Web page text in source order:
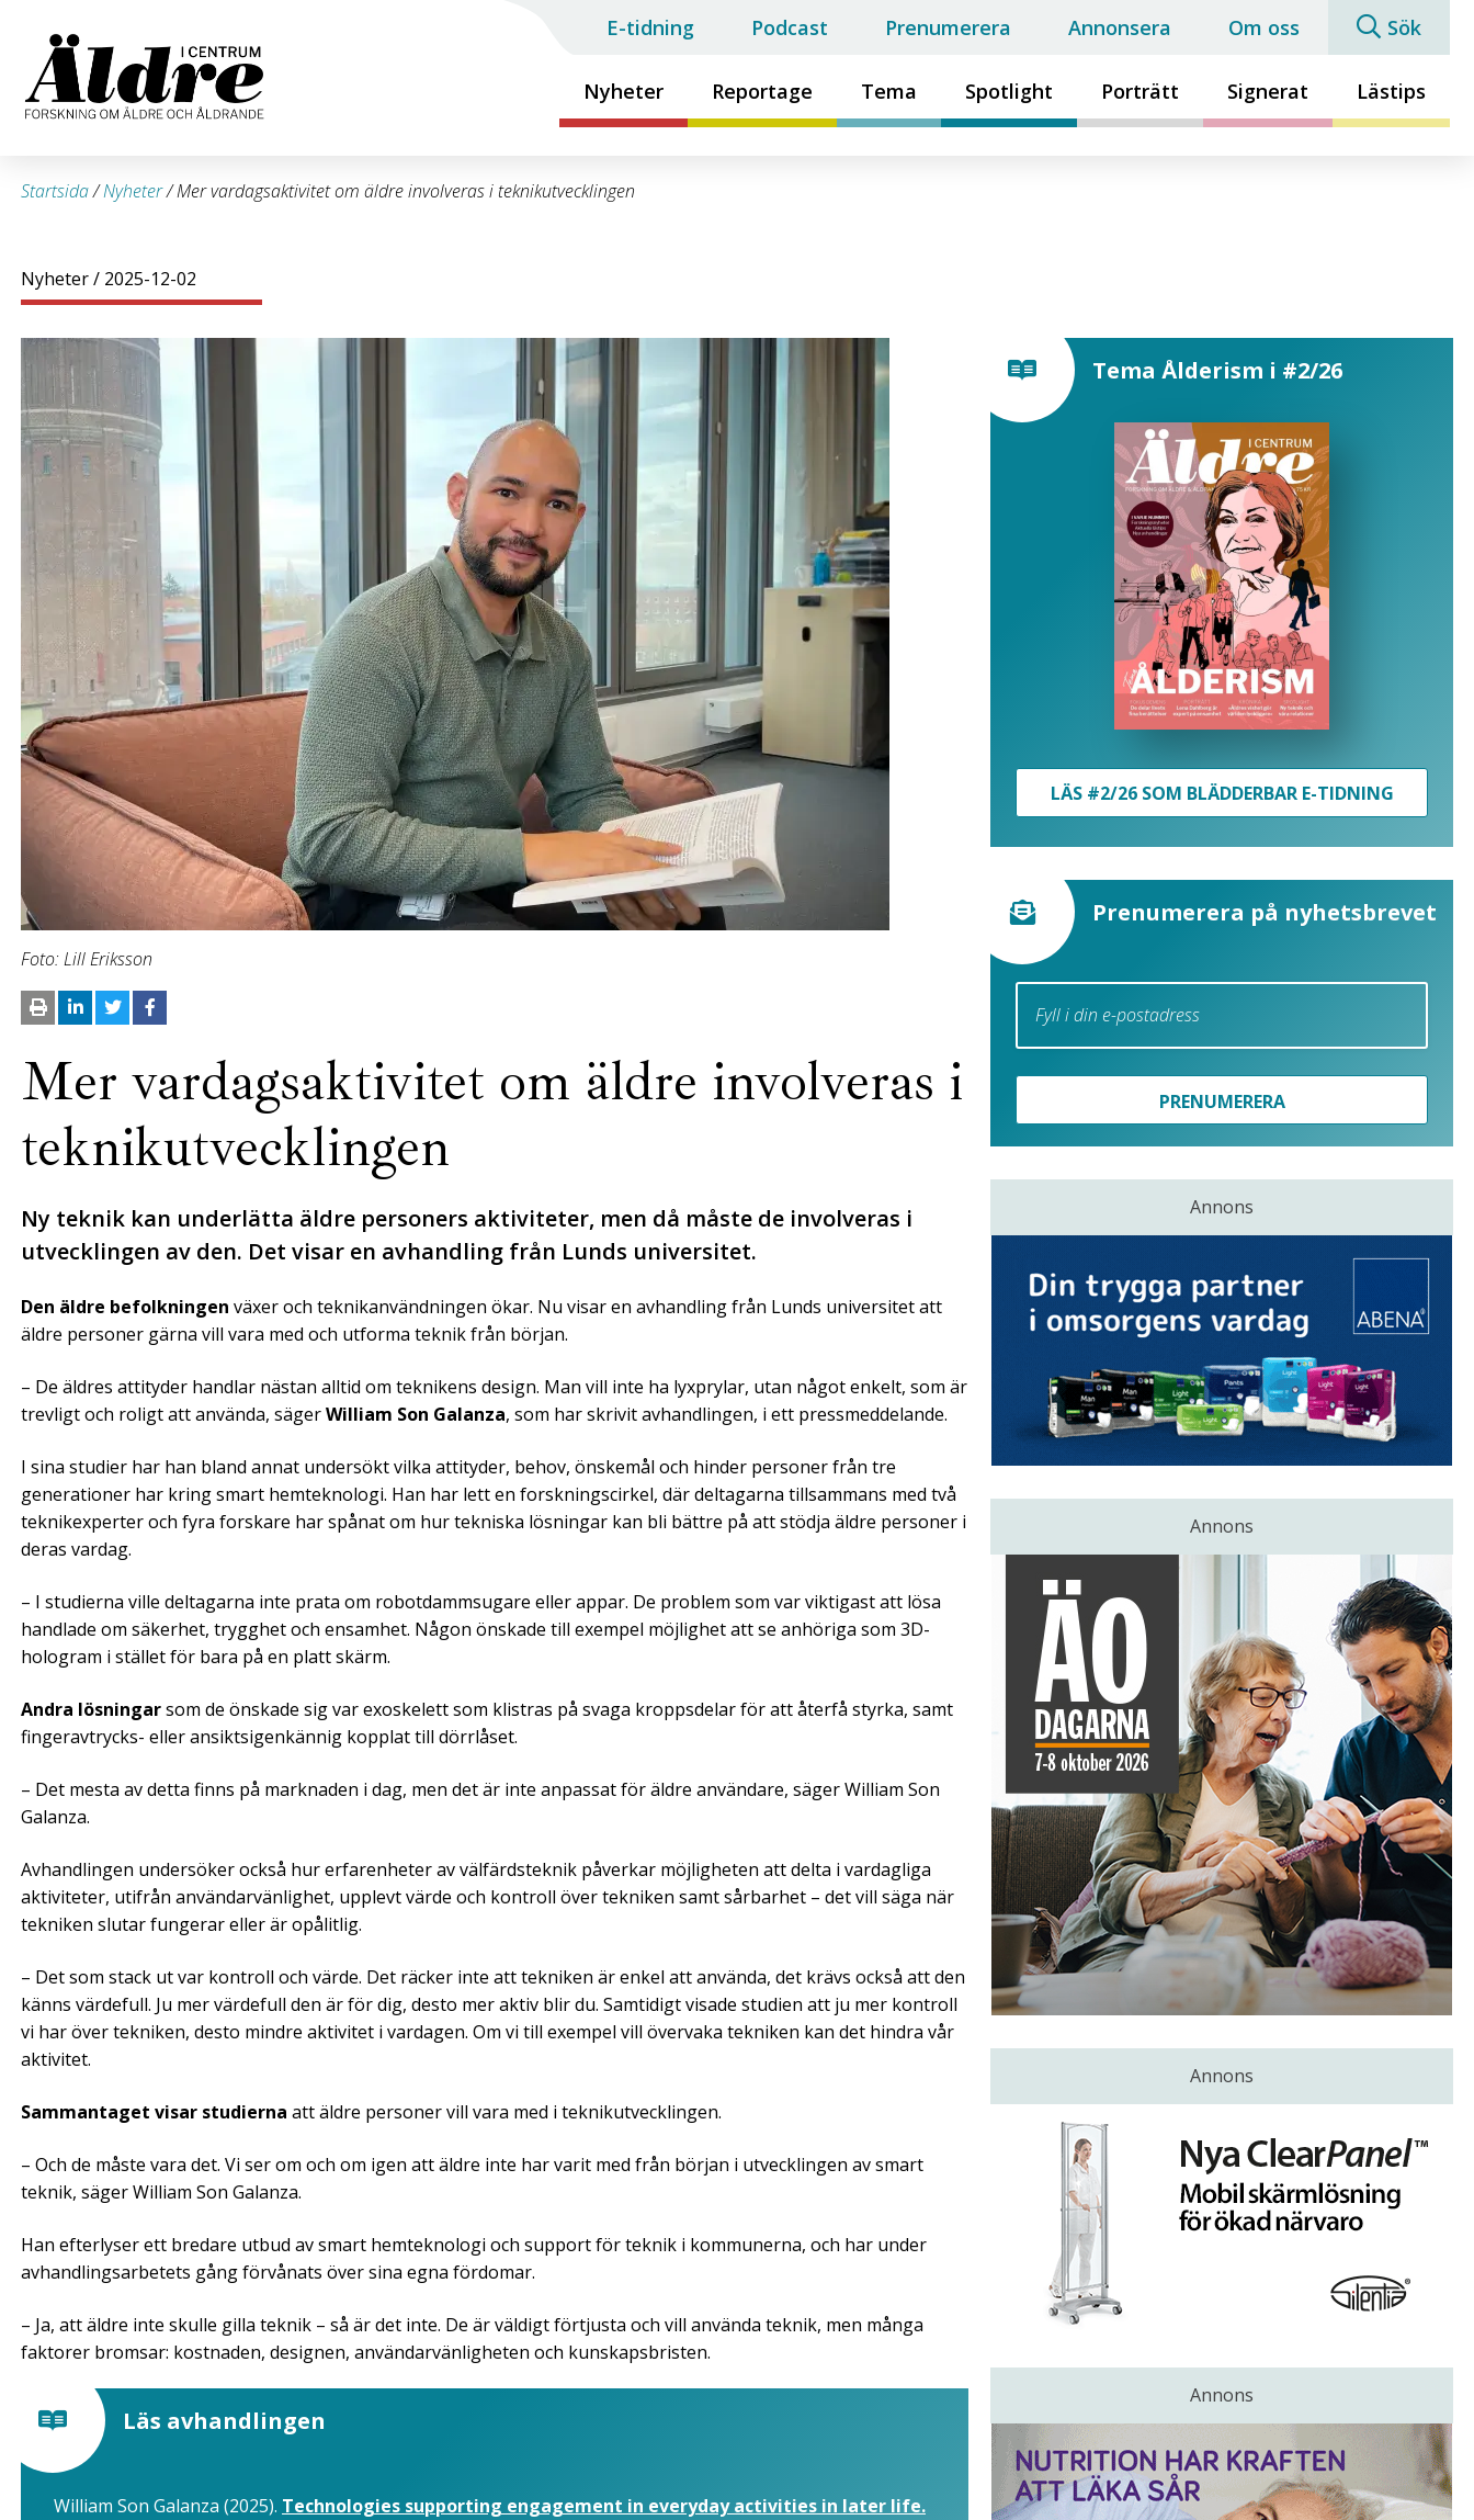
Nyheter Reportage Tema Spotlight Porträtt Signerat Lästips
E-tidning Podcast Prenumerera Annonsera Om oss Sök
Startsida/Nyheter/Mer vardagsaktivitet om äldre involveras i teknikutvecklingen
Nyheter/ 2025-12-02
Foto: Lill Eriksson
Mer vardagsaktivitet om äldre involveras i
teknikutvecklingen
Ny teknik kan underlätta äldre personers aktiviteter, men då måste de involveras i
utvecklingen av den. Det visar en avhandling från Lunds universitet.
Den äldre befolkningen växer och teknikanvändningen ökar. Nu visar en avhandling från Lunds universitet att
äldre personer gärna vill vara med och utforma teknik från början.
– De äldres attityder handlar nästan alltid om teknikens design. Man vill inte ha lyxprylar, utan något enkelt, som är
trevligt och roligt att använda, sägerWilliam Son Galanza, som har skrivit avhandlingen, i ett pressmeddelande.
I sina studier har han bland annat undersökt vilka attityder, behov, önskemål och hinder personer från tre
generationer har kring smart hemteknologi. Han har lett en forskningscirkel, där deltagarna tillsammans med två
teknikexperter och fyra forskare har spånat om hur tekniska lösningar kan bli bättre på att stödja äldre personer i
deras vardag.
– I studierna ville deltagarna inte prata om robotdammsugare eller appar. De problem som var viktigast att lösa
handlade om säkerhet, trygghet och ensamhet. Någon önskade till exempel möjlighet att se anhöriga som 3D-
hologram i stället för bara på en platt skärm.
Andra lösningarsom de önskade sig var exoskelett som klistras på svaga kroppsdelar för att återfå styrka, samt
fingeravtrycks- eller ansiktsigenkännig kopplat till dörrlåset.
– Det mesta av detta finns på marknaden i dag, men det är inte anpassat för äldre användare, säger William Son
Galanza.
Avhandlingen undersöker också hur erfarenheter av välfärdsteknik påverkar möjligheten att delta i vardagliga
aktiviteter, utifrån användarvänlighet, upplevt värde och kontroll över tekniken samt sårbarhet – det vill säga när
tekniken slutar fungerar eller är opålitlig.
– Det som stack ut var kontroll och värde. Det räcker inte att tekniken är enkel att använda, det krävs också att den
känns värdefull. Ju mer värdefull den är för dig, desto mer aktiv blir du. Samtidigt visade studien att ju mer kontroll
vi har över tekniken, desto mindre aktivitet i vardagen. Om vi till exempel vill övervaka tekniken kan det hindra vår
aktivitet.
Sammantaget visar studierna att äldre personer vill vara med i teknikutvecklingen.
– Och de måste vara det. Vi ser om och om igen att äldre inte har varit med från början i utvecklingen av smart
teknik, säger William Son Galanza.
Han efterlyser ett bredare utbud av smart hemteknologi och support för teknik i kommunerna, och har under
avhandlingsarbetets gång förvånats över sina egna fördomar.
– Ja, att äldre inte skulle gilla teknik – så är det inte. De är väldigt förtjusta och vill använda teknik, men många
faktorer bromsar: kostnaden, designen, användarvänligheten och kunskapsbristen.
Läs avhandlingen
William Son Galanza (2025). Technologies supporting engagement in everyday activities in later life.
Tema Ålderism i #2/26
LÄS #2/26 SOM BLÄDDERBAR E-TIDNING
Prenumerera på nyhetsbrevet
PRENUMERERA
Annons
Annons
Annons
Annons